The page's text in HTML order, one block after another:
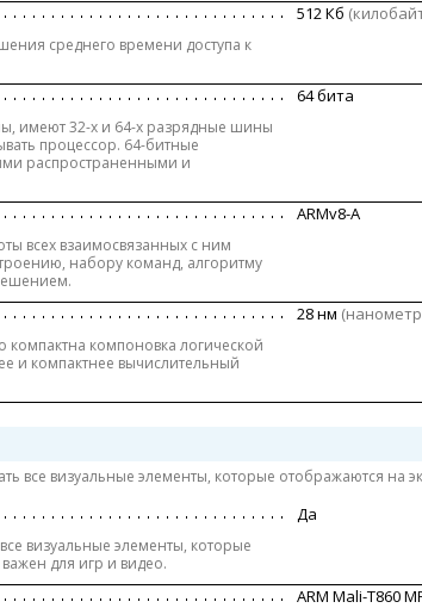
среднего времени доступа к
512 Кб
имеют 32-х и 64-х разрядные шины
процессор. 64-битные
распространенными и
64 бита
всех взаимосвязанных с ним
набору команд, алгоритму
ARMv8-A
компактна компоновка логической
и компактнее вычислительный
28 нм
все визуальные элементы, которые отображаются на
визуальные элементы, которые
для игр и видео.
Да
ARM Mali-T860